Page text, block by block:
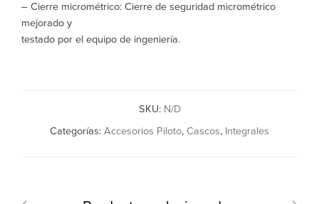
– Cierre micrométrico: Cierre de seguridad micrométrico
mejorado y
testado por el equipo de ingeniería.
SKU: N/D
Categorías: Accesorios Piloto, Cascos, Integrales